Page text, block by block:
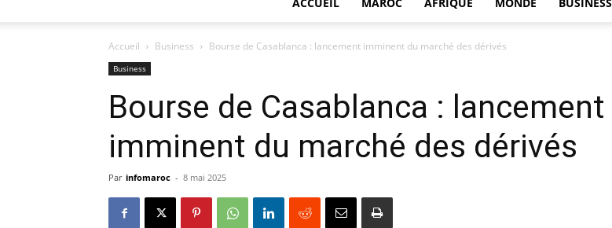
Accueil Business Bourse de Casablanca : lancement imminent du marché des dérivés
Business
Bourse de Casablanca : lancement
imminent du marché des dérivés
Par infomaroc - 8 mai 2025